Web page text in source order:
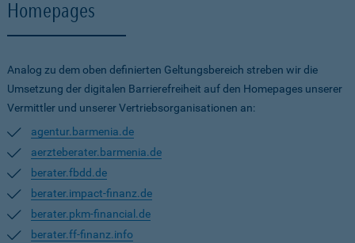
Homepages
Analog zu dem oben definierten Geltungsbereich streben wir die
Umsetzung der digitalen Barrierefreiheit auf den Homepages unserer
Vermittler und unserer Vertriebsorganisationen an:
agentur.barmenia.de
aerzteberater.barmenia.de
berater.fbdd.de
berater.impact-finanz.de
berater.pkm-financial.de
berater.ff-finanz.info